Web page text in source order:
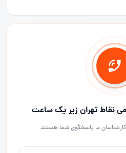
نقاط تهران زیر یک ساعت
ما پاسخگوی شما هستند